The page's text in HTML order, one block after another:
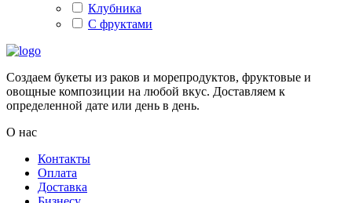
Клубника
С фруктами
Создаем букеты из раков и морепродуктов, фруктовые и
овощные композиции на любой вкус. Доставляем к
определенной дате или день в день.
О нас
Контакты
Оплата
Доставка